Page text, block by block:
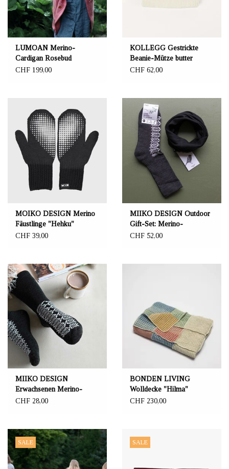
LUMOAN Merino-
Cardigan Rosebud
CHF 199,00
KOLLEGG Gestrickte
Beanie-Mütze butter
CHF 62,00
MOIKO DESIGN Merino
Fäustlinge "Hehku"
CHF 39,00
MIIKO DESIGN Outdoor
Gift-Set: Merino-
Loopschal und
CHF 52,00
MIIKO DESIGN
Erwachsenen Merino-
Socken "Louhi"
CHF 28,00
BONDEN LIVING
Wolldecke "Hilma"
multicolor 80 x 160 cm -
CHF 230,00
SALE SALE